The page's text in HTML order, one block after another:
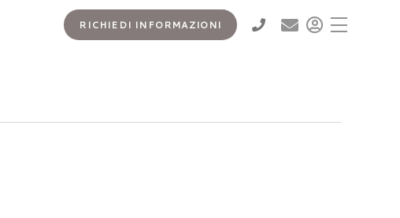
RICHIEDI INFORMAZIONI